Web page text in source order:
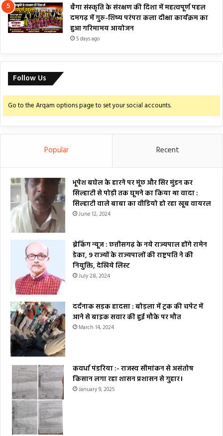
बैगा संस्कृति के संरक्षण की दिशा में महत्वपूर्ण पहल
दमगढ़ में गुरु-शिष्य परंपरा कला दीक्षा कार्यक्रम का
हुआ गरिमामय आयोजन
5 days ago
Follow Us
Go to the Arqam options page to set your social accounts.
Popular Recent
भूपेश बघेल के हारने पर मूंछ और सिर मुंडन कर
सिल्हाटी से पोड़ी तक घूमने का किया था वादा :
सिल्हाटी वाले बाबा का वीडियो हो रहा खूब वायरल
June 12, 2024
ब्रेकिंग न्यूज : छत्तीसगढ़ के नये राज्यपाल होंगे रामेन
डेका, 9 राज्यों के राज्यपालों की राष्ट्रपति ने की
नियुक्ति, देखिये लिस्ट
July 28, 2024
दर्दनाक सड़क हादसा : बोड़ला में ट्रक की चपेट में
आने से बाइक सवार की हुई मौके पर मौत
March 14, 2024
कवर्धा पंडरिया :- राजस्व सीमांकन से असंतोष
किसान लगा रहा शासन प्रशासन से गुहार।
January 9, 2025